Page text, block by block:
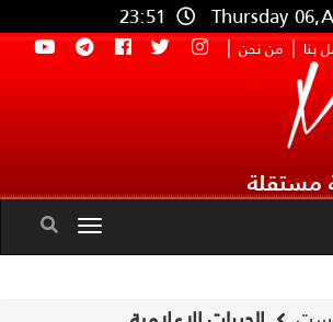
Thursday
23:51
| من نحن |
مستقلة
Toggle
navigation